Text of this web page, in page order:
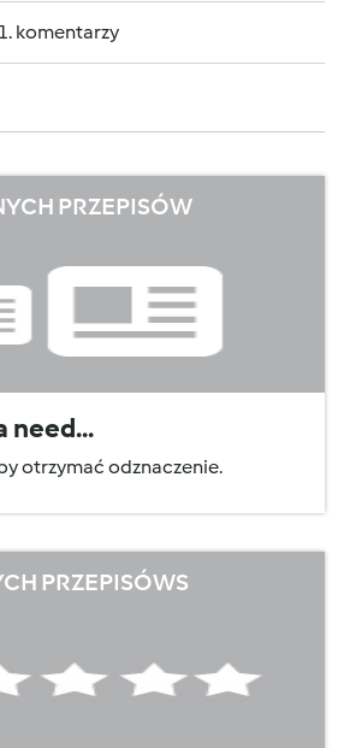
komentarzy
PRZEPISÓW
need...
otrzymać odznaczenie.
PRZEPISÓWS